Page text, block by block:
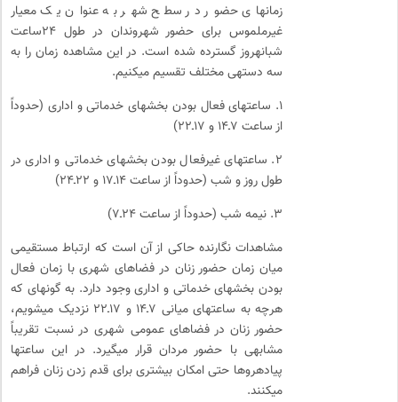
زمان­های حضور در سطح شهر به عنوان یک معیار
غیرملموس برای حضور شهروندان در طول ۲۴ساعت
شبانه­روز گسترده شده است. در این مشاهده زمان را به
سه دسته­ی مختلف تقسیم می­کنیم.
۱. ساعت­های فعال بودن بخش­های خدماتی و اداری (حدوداً
از ساعت ۷ـ۱۴ و ۱۷ـ۲۲)
۲. ساعت­های غیرفعال بودن بخش­های خدماتی و اداری در
طول روز و شب (حدوداً از ساعت ۱۴ـ۱۷ و ۲۲ـ۲۴)
۳. نیمه شب (حدوداً از ساعت ۲۴ـ۷)
مشاهدات نگارنده حاکی از آن است که ارتباط مستقیمی
میان زمان حضور زنان در فضاهای شهری با زمان فعال
بودن بخش­های خدماتی و اداری وجود دارد. به گونه­ای که
هرچه به ساعت­های میانی ۷ـ۱۴ و ۱۷ـ۲۲ نزدیک می­شویم،
حضور زنان در فضاهای عمومی شهری در نسبت تقریباً
مشابهی با حضور مردان قرار می­گیرد. در این ساعت­ها
پیاده­روها حتی امکان بیشتری برای قدم زدن زنان فراهم
می­کنند.